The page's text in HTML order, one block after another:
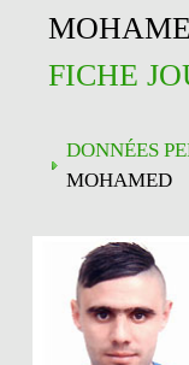
FICHE
DONNÉES
MOHAMED